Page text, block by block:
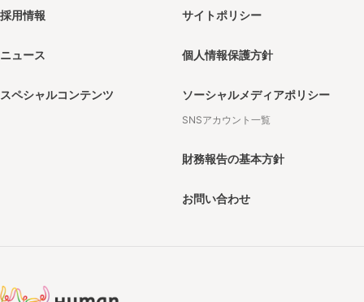
採用情報
ニュース
スペシャルコンテンツ
サイトポリシー
個人情報保護方針
ソーシャルメディアポリシー
SNSアカウント一覧
財務報告の基本方針
お問い合わせ